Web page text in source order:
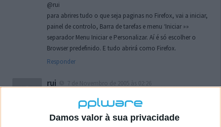
Damos valor à sua privacidade
@rui
para abrires tudo o que seja paginas no Firefox, vai a iniciar,
painel de controlo, Barra de tarefas e menu ‘Iniciar »»
separador Menu Iniciar e Personalizar. Aí é só escolher o
Browser predefinido. E tudo abrirá como Firefox.
Responder
rui
localizaçao referida n se encontra la nada k me permita por
o firefox como browser predefenido
Ja percorri o painel